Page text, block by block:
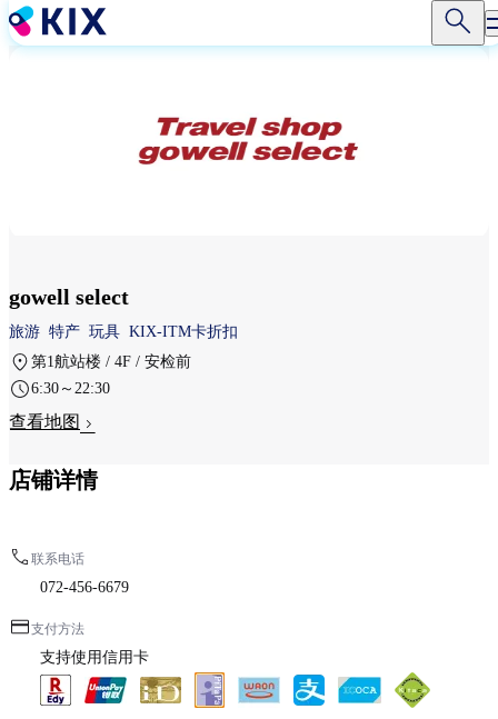
跳
转
gowell select
旅游 特产 玩具 KIX-ITM卡折扣
第1航站楼 / 4F / 安检前
6:30～22:30
查看地图
店铺详情
联系电话
072-456-6679
支付方法
支持使用信用卡